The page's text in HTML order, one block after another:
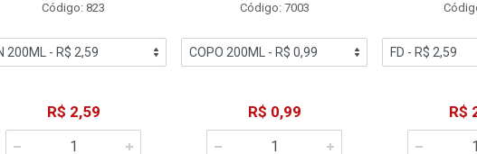
Código: 823
R$ 2,59
Código: 7003
R$ 0,99 R$